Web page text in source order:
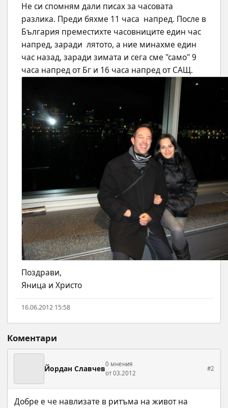
Не си спомням дали писах за часовата
разлика. Преди бяхме 11 часа  напред. После в
България преместихте часовниците един час
напред, заради  лятото, а ние минахме един
час назад, заради зимата и сега сме "само" 9
часа напред от Бг и 16 часа напред от САЩ.
Поздрави,
Яница и Христо
16.06.2012 15:58
Коментари
Йордан Славчев0 мнения
от 03.2012
#2
Добре е че навлизате в ритъма на живот на